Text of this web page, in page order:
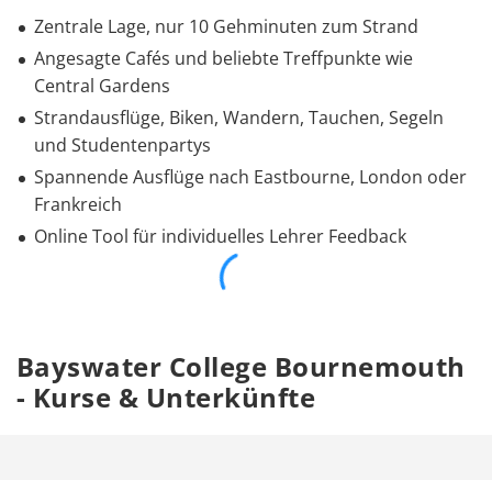
Zentrale Lage, nur 10 Gehminuten zum Strand
Angesagte Cafés und beliebte Treffpunkte wie
Central Gardens
Strandausflüge, Biken, Wandern, Tauchen, Segeln
und Studentenpartys
Spannende Ausflüge nach Eastbourne, London oder
Frankreich
Online Tool für individuelles Lehrer Feedback
Bayswater College Bournemouth
- Kurse & Unterkünfte